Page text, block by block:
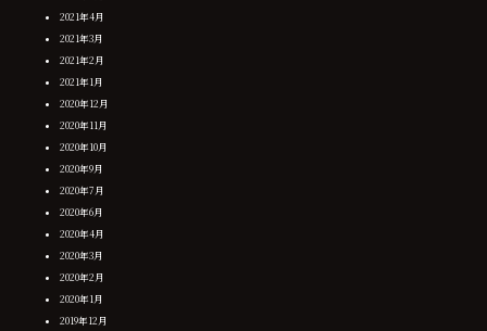
2021年4月
2021年3月
2021年2月
2021年1月
2020年12月
2020年11月
2020年10月
2020年9月
2020年7月
2020年6月
2020年4月
2020年3月
2020年2月
2020年1月
2019年12月